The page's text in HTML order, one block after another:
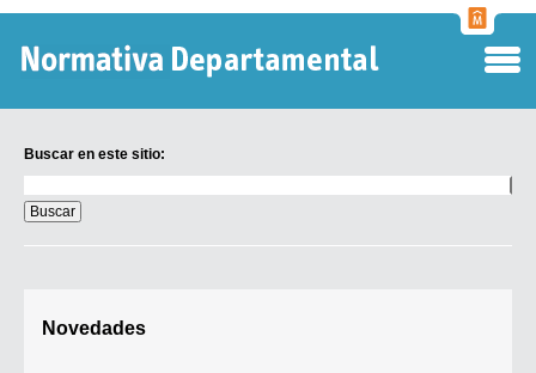
Buscar en este sitio:
en
este
sitio:
Novedades